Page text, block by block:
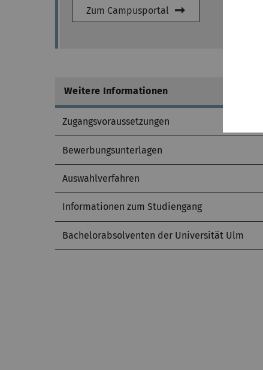
Zum Campusportal
Weitere Informationen
Zugangsvoraussetzungen
Bewerbungsunterlagen
Auswahlverfahren
Informationen zum Studiengang
Bachelorabsolventen der Universität Ulm